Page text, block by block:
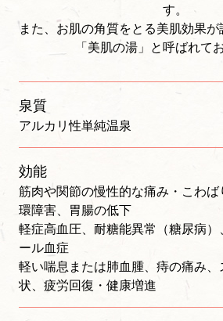
す。
また、お肌の角質をとる美肌効果
「美肌の湯」と呼ばれて
泉質
アルカリ性単純温泉
効能
筋肉や関節の慢性的な痛み・こわ
環障害、胃腸の低下
軽症高血圧、耐糖能異常（糖尿病）
ール血症
軽い喘息または肺血腫、痔の痛み
状、疲労回復・健康増進